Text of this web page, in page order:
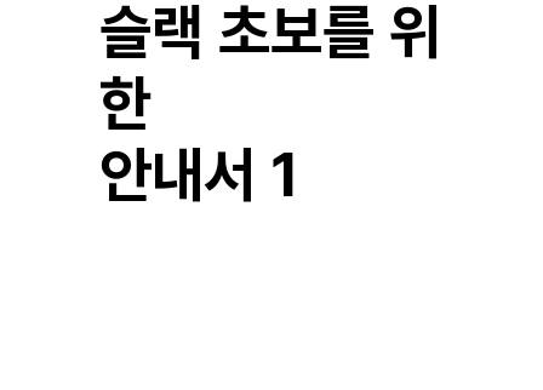
슬랙 초보를 위
한
​안내서 1